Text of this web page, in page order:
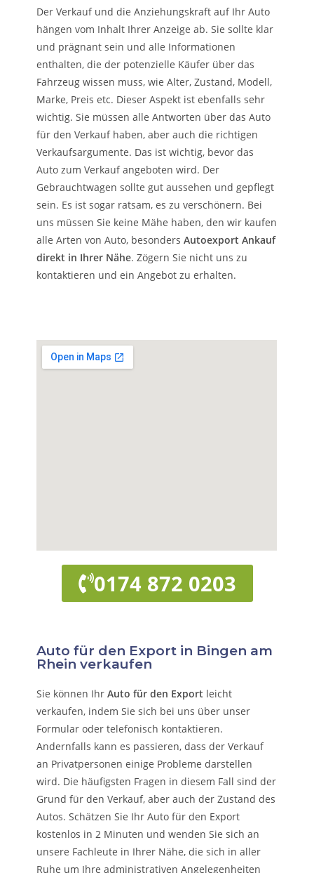
Der Verkauf und die Anziehungskraft auf Ihr Auto
hängen vom Inhalt Ihrer Anzeige ab. Sie sollte klar
und prägnant sein und alle Informationen
enthalten, die der potenzielle Käufer über das
Fahrzeug wissen muss, wie Alter, Zustand, Modell,
Marke, Preis etc. Dieser Aspekt ist ebenfalls sehr
wichtig. Sie müssen alle Antworten über das Auto
für den Verkauf haben, aber auch die richtigen
Verkaufsargumente. Das ist wichtig, bevor das
Auto zum Verkauf angeboten wird. Der
Gebrauchtwagen sollte gut aussehen und gepflegt
sein. Es ist sogar ratsam, es zu verschönern. Bei
uns müssen Sie keine Mähe haben, den wir kaufen
alle Arten von Auto, besondersAutoexport Ankauf
direkt in Ihrer Nähe. Zögern Sie nicht uns zu
kontaktieren und ein Angebot zu erhalten.
0174 872 0203
Auto für den Export in Bingen am
Rhein verkaufen
Sie können IhrAuto für den Export leicht
verkaufen, indem Sie sich bei uns über unser
Formular oder telefonisch kontaktieren.
Andernfalls kann es passieren, dass der Verkauf
an Privatpersonen einige Probleme darstellen
wird. Die häufigsten Fragen in diesem Fall sind der
Grund für den Verkauf, aber auch der Zustand des
Autos. Schätzen Sie Ihr Auto für den Export
kostenlos in 2 Minuten und wenden Sie sich an
unsere Fachleute in Ihrer Nähe, die sich in aller
Ruhe um Ihre administrativen Angelegenheiten